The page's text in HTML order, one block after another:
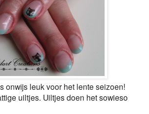
onwijs leuk voor het lente seizoen!
uiltjes. Uiltjes doen het sowieso